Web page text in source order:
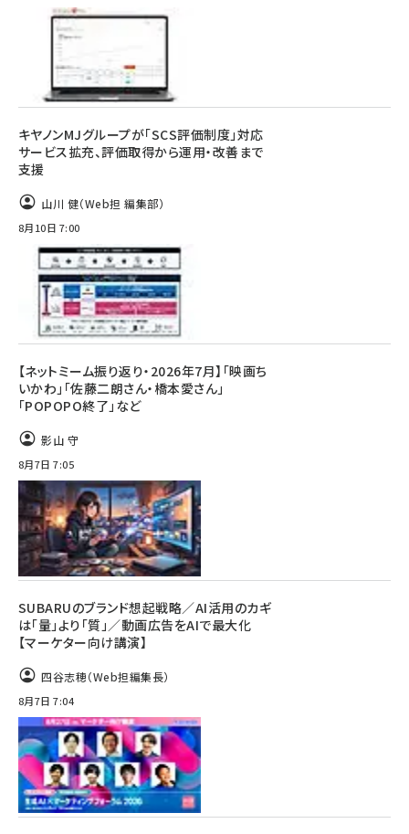
キヤノンMJグループが「SCS評価制度」対応
サービス拡充、評価取得から運用・改善まで
支援
山川 健（Web担 編集部）
8月10日 7:00
【ネットミーム振り返り・2026年7月】「映画ち
いかわ」「佐藤二朗さん・橋本愛さん」
「POPOPO終了」など
影山 守
8月7日 7:05
SUBARUのブランド想起戦略／AI活用のカギ
は「量」より「質」／動画広告をAIで最大化
【マーケター向け講演】
四谷志穂（Web担編集長）
8月7日 7:04